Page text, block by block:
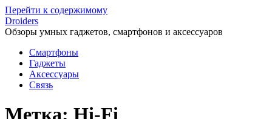
Перейти к содержимому
Droiders
Обзоры умных гаджетов, смартфонов и аксессуаров
Смартфоны
Гаджеты
Аксессуары
Связь
Метка: Hi-Fi